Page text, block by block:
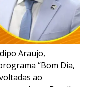
Araujo,
“Bom Dia,
ao